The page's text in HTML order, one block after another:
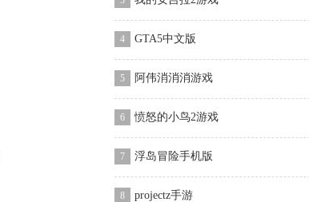
4 GTA5中文版
5 阿伟消消消游戏
6 愤怒的小鸟2游戏
7 浮岛冒险手机版
8 projectz手游